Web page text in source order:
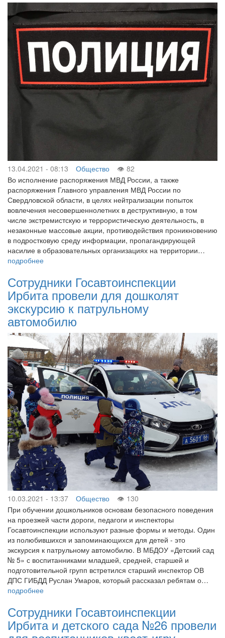
13.04.2021 - 08:13 Общество
82
Во исполнение распоряжения МВД России, а также
распоряжения Главного управления МВД России по
Свердловской области, в целях нейтрализации попыток
вовлечения несовершеннолетних в деструктивную, в том
числе экстремистскую и террористическую деятельность, в
незаконные массовые акции, противодействия проникновению
в подростковую среду информации, пропагандирующей
насилие в образовательных организациях на территории…
подробнее
Сотрудники Госавтоинспекции
Ирбита провели для дошколят
экскурсию к патрульному
автомобилю
10.03.2021 - 13:37 Общество
130
При обучении дошкольников основам безопасного поведения
на проезжей части дороги, педагоги и инспекторы
Госавтоинспекции используют разные формы и методы. Один
из полюбившихся и запоминающихся для детей - это
экскурсия к патрульному автомобилю. В МБДОУ «Детский сад
№ 5» с воспитанниками младшей, средней, старшей и
подготовительной групп встретился старший инспектор ОВ
ДПС ГИБДД Руслан Умаров, который рассказал ребятам о…
подробнее
Сотрудники Госавтоинспекции
Ирбита и детского сада №26 провели